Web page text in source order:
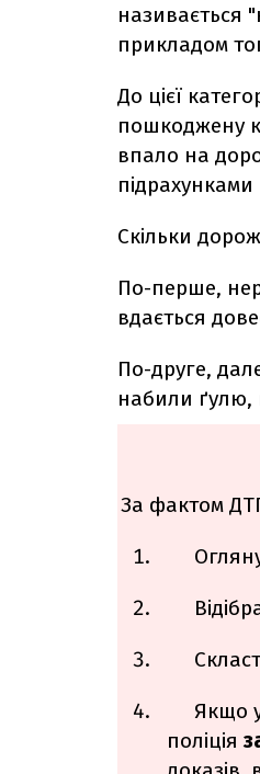
називається
прикладом
До цієї
пошкоджену
впало на
Скільки
По-перше,
вдається
По-друге,
набили ґулю,
За фактом
Якщо
поліція